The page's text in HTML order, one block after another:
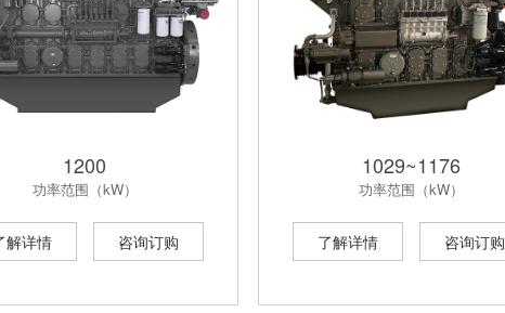
1200
功率范围（kW）
解详情 咨询订购
1029~1176
功率范围（kW）
了解详情 咨询订购